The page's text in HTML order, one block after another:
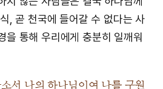
, 곧 천국에 들어갈 수 없다는 사
을 통해 우리에게 충분히 일깨워
서 나의 하나님이여 나를 구원